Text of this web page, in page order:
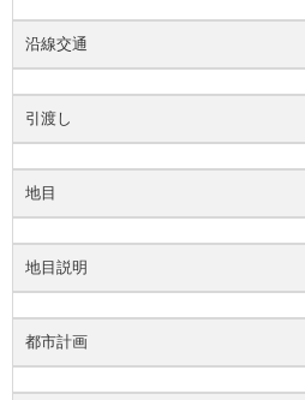
沿線交通
引渡し
地目
地目説明
都市計画